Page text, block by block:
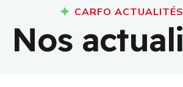
CARFO ACTUALITÉS
Nos actuali